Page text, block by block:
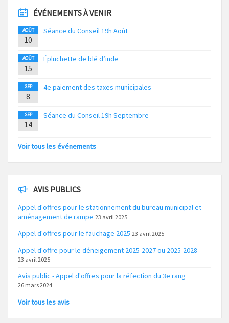
ÉVÉNEMENTS À VENIR
AOÛT
10
Séance du Conseil 19h Août
AOÛT
15
Épluchette de blé d’inde
SEP
8
4e paiement des taxes municipales
SEP
14
Séance du Conseil 19h Septembre
Voir tous les événements
AVIS PUBLICS
Appel d'offres pour le stationnement du bureau municipal et
aménagement de rampe 23 avril 2025
Appel d'offres pour le fauchage 2025 23 avril 2025
Appel d'offre pour le déneigement 2025-2027 ou 2025-2028
23 avril 2025
Avis public - Appel d'offres pour la réfection du 3e rang
26 mars 2024
Voir tous les avis